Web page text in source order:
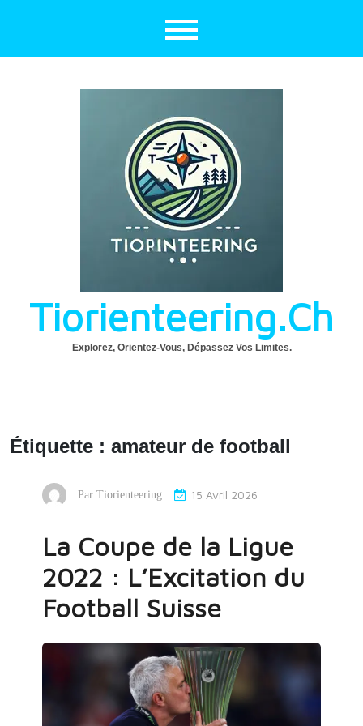
Tiorienteering.ch
Explorez, Orientez-Vous, Dépassez Vos Limites.
Étiquette : amateur de football
Par Tiorienteering 15 Avril 2026
La Coupe de la Ligue
2022 : L’Excitation du
Football Suisse